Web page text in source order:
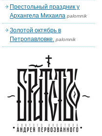
Престольный праздник у
Архангела Михаила palomnik
Золотой октябрь в
Петропавловке. palomnik